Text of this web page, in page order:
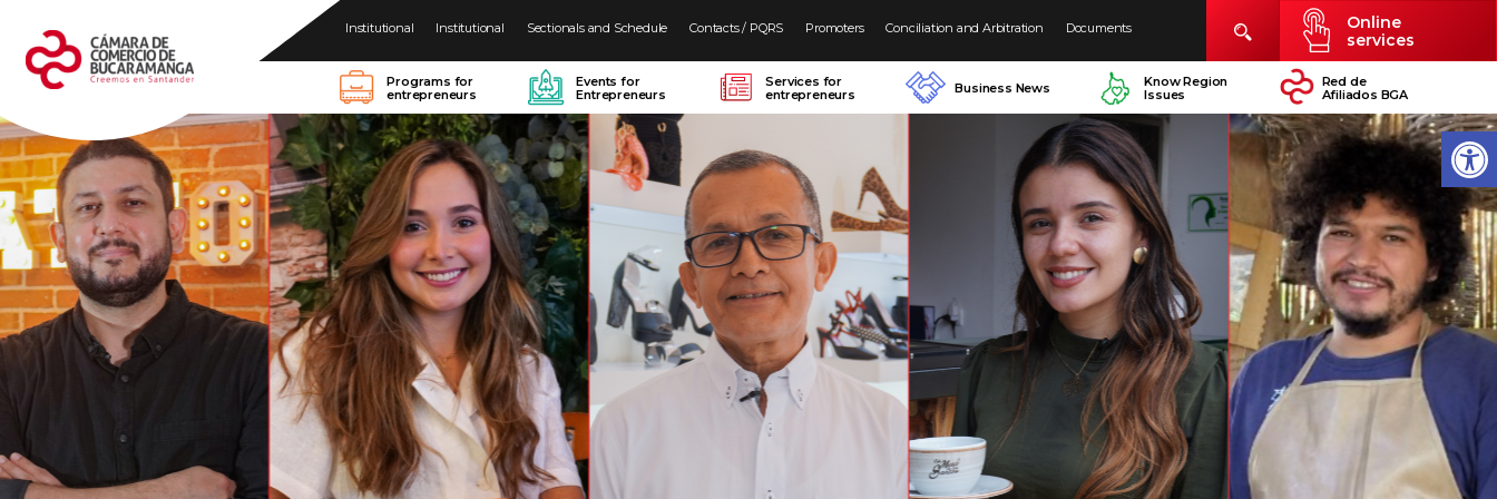
Institutional Institutional Sectionals and Schedule Contacts / PQRS Promoters Conciliation and Arbitration Documents
Online
services
Programs for
entrepreneurs
Events for
Entrepreneurs
Services for
entrepreneurs
Business News
Know Region
Issues
Red de
Afiliados BGA